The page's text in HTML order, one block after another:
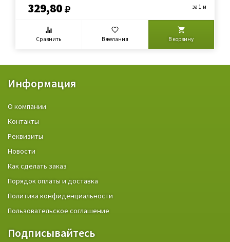
329,80 за 1 м
Сравнить В желания В корзину
Информация
О компании
Контакты
Реквизиты
Новости
Как сделать заказ
Порядок оплаты и доставка
Политика конфиденциальности
Пользовательское соглашение
Подписывайтесь